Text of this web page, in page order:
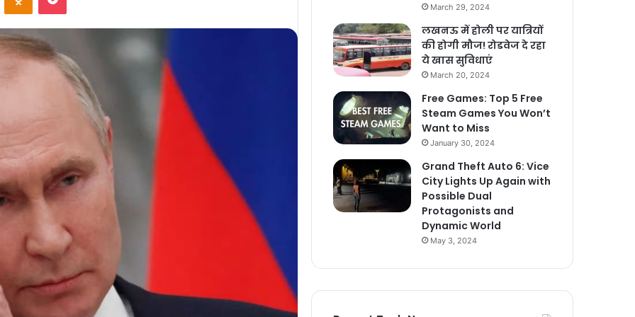
March 29, 2024
लखनऊ में होली पर यात्रियों
की होगी मौज! रोडवेज दे रहा
ये खास सुविधाएं
March 20, 2024
Free Games: Top 5 Free
Steam Games You Won’t
Want to Miss
January 30, 2024
Grand Theft Auto 6: Vice
City Lights Up Again with
Possible Dual
Protagonists and
Dynamic World
May 3, 2024